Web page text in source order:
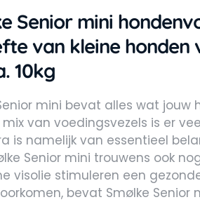
Senior mini
van kleine
10kg
mini bevat alles wat
van voedingsvezels is er
is namelijk van essentieel
Senior mini trouwens ook
visolie stimuleren een
bevat Smølke